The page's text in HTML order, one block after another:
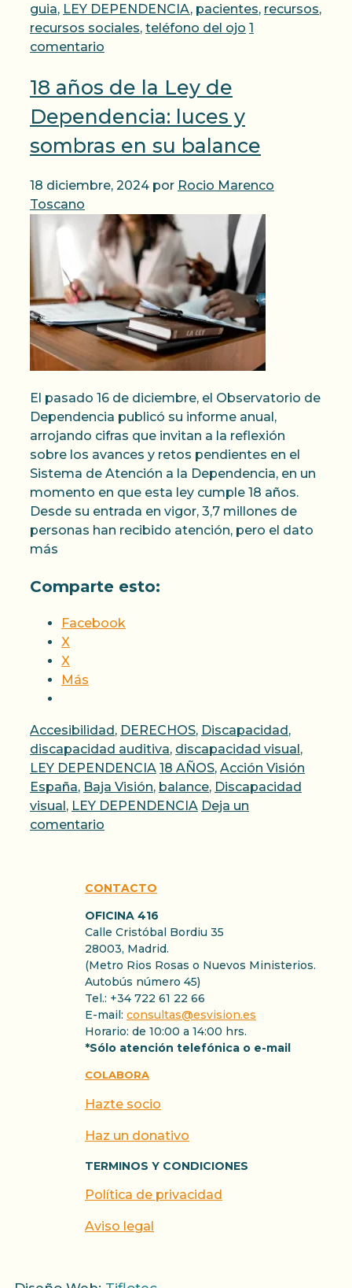
guia, LEY DEPENDENCIA, pacientes, recursos,
recursos sociales, teléfono del ojo 1
comentario
18 años de la Ley de
Dependencia: luces y
sombras en su balance
18 diciembre, 2024 por Rocio Marenco
Toscano
El pasado 16 de diciembre, el Observatorio de
Dependencia publicó su informe anual,
arrojando cifras que invitan a la reflexión
sobre los avances y retos pendientes en el
Sistema de Atención a la Dependencia, en un
momento en que esta ley cumple 18 años.
Desde su entrada en vigor, 3,7 millones de
personas han recibido atención, pero el dato
más
Comparte esto:
Facebook
X
X
Más
Categorías
Accesibilidad , DERECHOS, Discapacidad ,
discapacidad auditiva, discapacidad visual ,
LEY DEPENDENCIA Etiquetas
18 AÑOS, Acción Visión
España, Baja Visión, balance, Discapacidad
visual , LEY DEPENDENCIA Deja un
comentario
CONTACTO
OFICINA 416
Calle Cristóbal Bordiu 35
28003, Madrid.
(Metro Rios Rosas o Nuevos Ministerios.
Autobús número 45)
Tel.: +34 722 61 22 66
E-mail: consultas@esvision.es
Horario: de 10:00 a 14:00 hrs.
*Sólo atención telefónica o e-mail
COLABORA
Hazte socio
Haz un donativo
TERMINOS Y CONDICIONES
Política de privacidad
Aviso legal